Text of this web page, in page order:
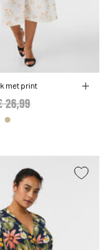
met print
reduced from
26,99